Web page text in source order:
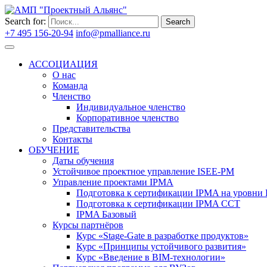
Search for: Search
+7 495 156-20-94 info@pmalliance.ru
АССОЦИАЦИЯ
О нас
Команда
Членство
Индивидуальное членство
Корпоративное членство
Представительства
Контакты
ОБУЧЕНИЕ
Даты обучения
Устойчивое проектное управление ISEE-PM
Управление проектами IPMA
Подготовка к сертификации IPMA на уровни
Подготовка к сертификации IPMA CCT
IPMA Базовый
Курсы партнёров
Курс «Stage-Gate в разработке продуктов»
Курс «Принципы устойчивого развития»
Курс «Введение в BIM-технологии»